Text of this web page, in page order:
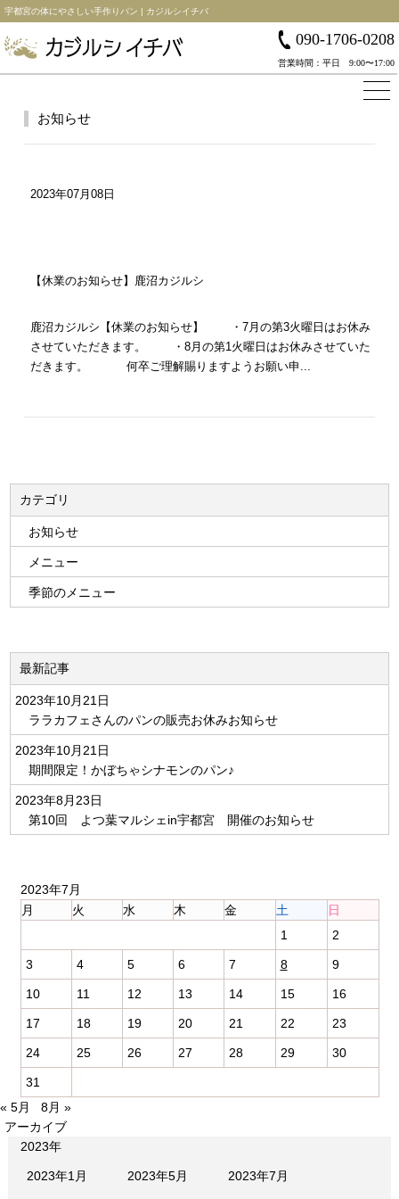
宇都宮の体にやさしい手作りパン | カジルシイチバ
090-1706-0208
営業時間：平日 9:00〜17:00
お知らせ
2023年07月08日
【休業のお知らせ】鹿沼カジルシ
鹿沼カジルシ【休業のお知らせ】 ・7月の第3火曜日はお休み
させていただきます。 ・8月の第1火曜日はお休みさせていた
だきます。 何卒ご理解賜りますようお願い申...
カテゴリ
お知らせ
メニュー
季節のメニュー
最新記事
2023年10月21日
ララカフェさんのパンの販売お休みお知らせ
2023年10月21日
期間限定！かぼちゃシナモンのパン♪
2023年8月23日
第10回 よつ葉マルシェin宇都宮 開催のお知らせ
2023年7月
月
火 水 木 金 土
日
1
2
3 4 5 6 7 8 9
10 11 12 13 14 15 16
17 18 19 20 21 22 23
24 25 26 27 28 29 30
31
« 5月
8月 »
アーカイブ
2023年
2023年1月 2023年5月 2023年7月